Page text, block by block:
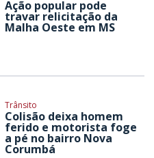
Ação popular pode
travar relicitação da
Malha Oeste em MS
Trânsito
Colisão deixa homem
ferido e motorista foge
a pé no bairro Nova
Corumbá